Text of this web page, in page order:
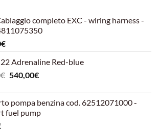
completo EXC - wiring harness -
€
Adrenaline Red-blue
€ Il
era:
599,00€.
540,00€Il
è:
540,00€.
pompa benzina cod. 62512071000 -
fuel pump